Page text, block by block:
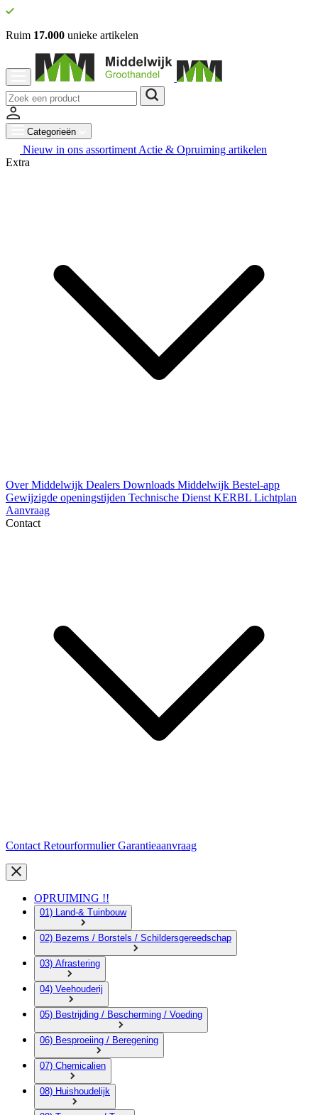
Ruim 17.000 unieke artikelen
Categorieën
Nieuw in ons assortiment Actie & Opruiming artikelen
Extra
Over Middelwijk Dealers Downloads Middelwijk Bestel-app
Gewijzigde openingstijden Technische Dienst KERBL Lichtplan
Aanvraag
Contact
Contact RetourformulierGarantieaanvraag
OPRUIMING !!
01) Land-& Tuinbouw
02) Bezems / Borstels / Schildersgereedschap
03) Afrastering
04) Veehouderij
05) Bestrijding / Bescherming / Voeding
06) Besproeiing / Beregening
07) Chemicalien
08) Huishoudelijk